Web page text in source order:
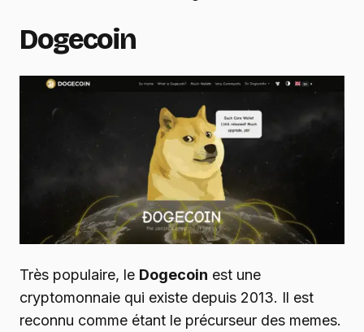
Dogecoin
Très populaire, le Dogecoin est une
cryptomonnaie qui existe depuis 2013. Il est
reconnu comme étant le précurseur des memes.